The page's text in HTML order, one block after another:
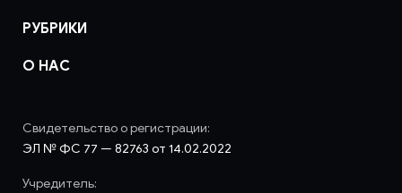
РУБРИКИ
О НАС
Свидетельство о регистрации:
ЭЛ № ФС 77 — 82763 от 14.02.2022
Учредитель: